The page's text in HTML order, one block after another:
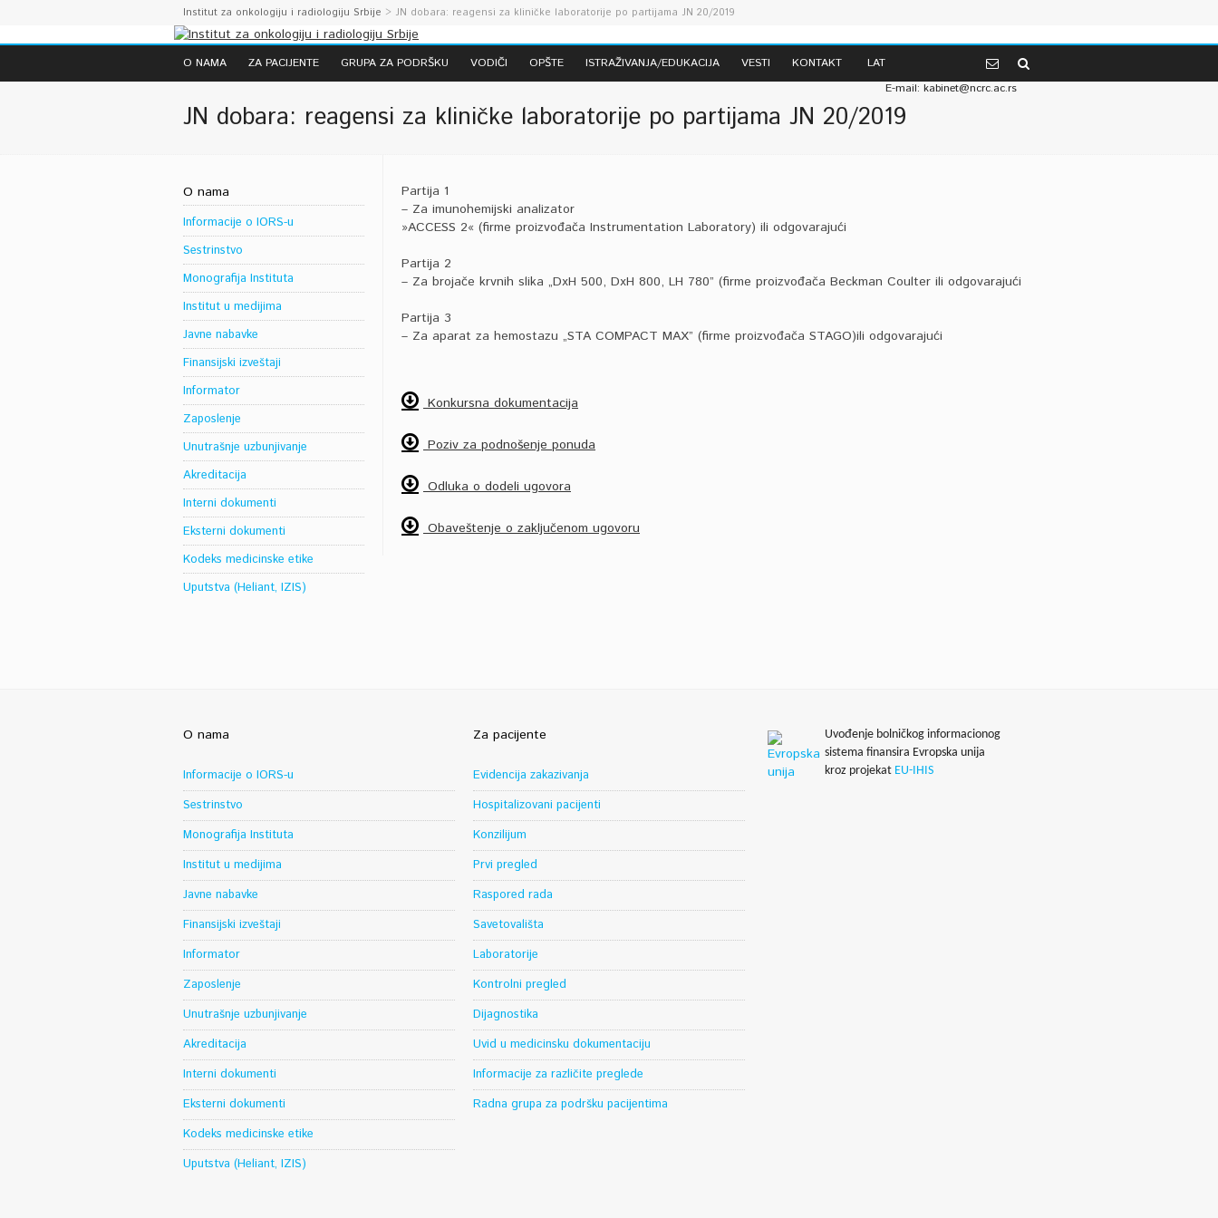
Institut za onkologiju i radiologiju Srbije > JN dobara: reagensi za kliničke laboratorije po partijama JN 20/2019
Telefon: 381 (0) 11 2067-147 od 07-14h
381 (0) 11 2685-174 od 14-19h
E-mail: kabinet@ncrc.ac.rs
O NAMA ZA PACIJENTE GRUPA ZA PODRŠKU VODIČI OPŠTE ISTRAŽIVANJA/EDUKACIJA VESTI KONTAKT LAT
JN dobara: reagensi za kliničke laboratorije po partijama JN 20/2019
Partija 1
– Za imunohemijski analizator
»ACCESS 2« (firme proizvođača Instrumentation Laboratory) ili odgovarajući
Partija 2
– Za brojače krvnih slika „DxH 500, DxH 800, LH 780” (firme proizvođača Beckman Coulter ili odgovarajući
Partija 3
– Za aparat za hemostazu „STA COMPACT MAX” (firme proizvođača STAGO)ili odgovarajući
Konkursna dokumentacija
Poziv za podnošenje ponuda
Odluka o dodeli ugovora
Obaveštenje o zaključenom ugovoru
O nama
Informacije o IORS-u
Sestrinstvo
Monografija Instituta
Institut u medijima
Javne nabavke
Finansijski izveštaji
Informator
Zaposlenje
Unutrašnje uzbunjivanje
Akreditacija
Interni dokumenti
Eksterni dokumenti
Kodeks medicinske etike
Uputstva (Heliant, IZIS)
O nama
Informacije o IORS-u
Sestrinstvo
Monografija Instituta
Institut u medijima
Javne nabavke
Finansijski izveštaji
Informator
Zaposlenje
Unutrašnje uzbunjivanje
Akreditacija
Interni dokumenti
Eksterni dokumenti
Kodeks medicinske etike
Uputstva (Heliant, IZIS)
Za pacijente
Evidencija zakazivanja
Hospitalizovani pacijenti
Konzilijum
Prvi pregled
Raspored rada
Savetovališta
Laboratorije
Kontrolni pregled
Dijagnostika
Uvid u medicinsku dokumentaciju
Informacije za različite preglede
Radna grupa za podršku pacijentima
Uvođenje bolničkog informacionog
sistema finansira Evropska unija
kroz projekat EU-IHIS